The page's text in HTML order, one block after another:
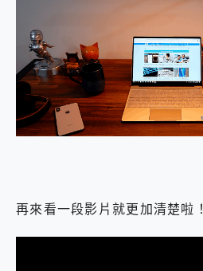
再來看一段影片就更加清楚啦！